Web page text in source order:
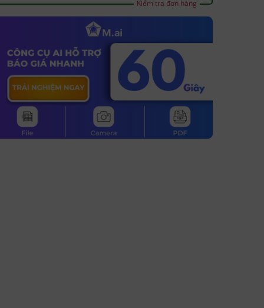
Kiểm tra đơn hàng